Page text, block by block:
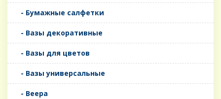
- Бумажные салфетки
- Вазы декоративные
- Вазы для цветов
- Вазы универсальные
- Веера